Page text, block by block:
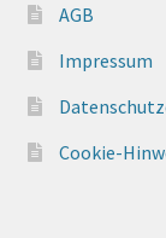
AGB
Impressum
Cookie-